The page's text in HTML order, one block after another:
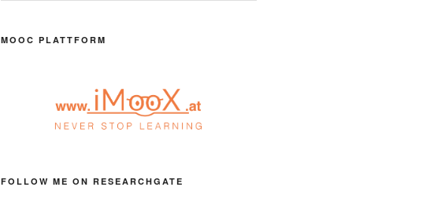
MOOC PLATTFORM
FOLLOW ME ON RESEARCHGATE